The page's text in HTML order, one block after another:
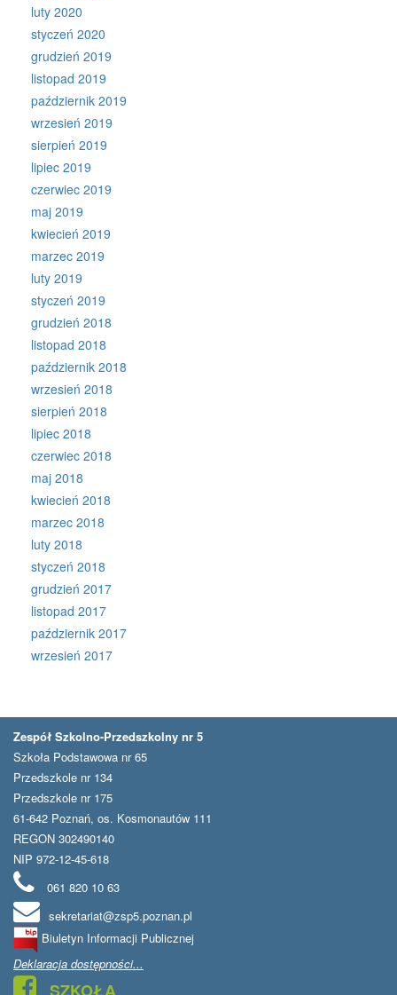
luty 2020
styczeń 2020
grudzień 2019
listopad 2019
październik 2019
wrzesień 2019
sierpień 2019
lipiec 2019
czerwiec 2019
maj 2019
kwiecień 2019
marzec 2019
luty 2019
styczeń 2019
grudzień 2018
listopad 2018
październik 2018
wrzesień 2018
sierpień 2018
lipiec 2018
czerwiec 2018
maj 2018
kwiecień 2018
marzec 2018
luty 2018
styczeń 2018
grudzień 2017
listopad 2017
październik 2017
wrzesień 2017
Zespół Szkolno-Przedszkolny nr 5
Szkoła Podstawowa nr 65
Przedszkole nr 134
Przedszkole nr 175
61-642 Poznań, os. Kosmonautów 111
REGON 302490140
NIP 972-12-45-618
061 820 10 63
sekretariat@zsp5.poznan.pl
Biuletyn Informacji Publicznej
Deklaracja dostępności...